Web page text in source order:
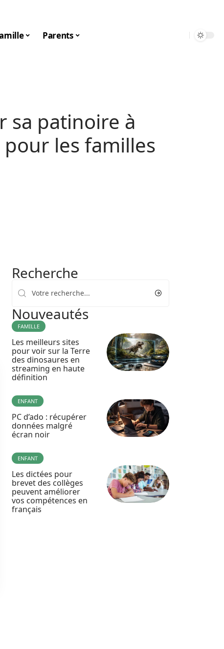
Parents
sa patinoire à
les familles
Recherche
Nouveautés
FAMILLE
Les meilleurs sites
pour voir sur la Terre
des dinosaures en
streaming en haute
définition
ENFANT
PC d’ado : récupérer
données malgré
écran noir
ENFANT
Les dictées pour
brevet des collèges
peuvent améliorer
vos compétences en
français